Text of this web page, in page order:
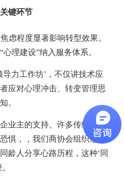
键环节
虑程度显著影响转型效果。
理建设”纳入服务体系。
力工作坊’，不仅讲技术应
应对心理冲击、转变管理思
。
业主的支持。许多传统行业
惧，，我们商协会组织他们
龄人分享心路历程，这种‘同